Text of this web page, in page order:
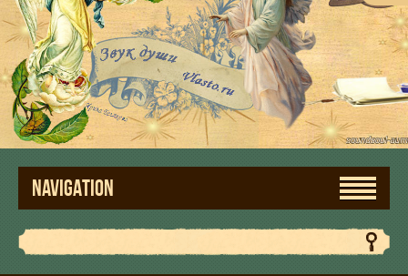
NAVIGATION